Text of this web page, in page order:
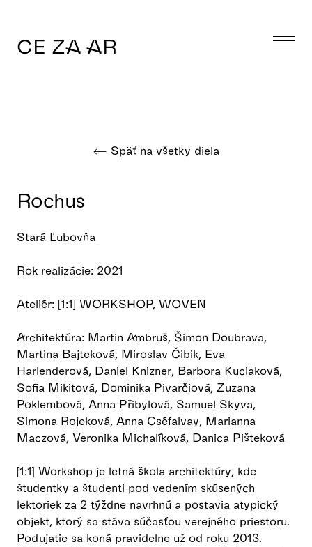
CE ZA AR
Späť na všetky diela
Rochus
Stará Ľubovňa
Rok realizácie: 2021
Ateliér: [1:1] WORKSHOP, WOVEN
Architektúra: Martin Ambruš, Šimon Doubrava,
Martina Bajteková, Miroslav Čibik, Eva
Harlenderová, Daniel Knizner, Barbora Kuciaková,
Sofia Mikitová, Dominika Pivarčiová, Zuzana
Poklembová, Anna Přibylová, Samuel Skyva,
Simona Rojeková, Anna Cséfalvay, Marianna
Maczová, Veronika Michalíková, Danica Pišteková
[1:1] Workshop je letná škola architektúry, kde
študentky a študenti pod vedením skúsených
lektoriek za 2 týždne navrhnú a postavia atypický
objekt, ktorý sa stáva súčasťou verejného priestoru.
Podujatie sa koná pravidelne už od roku 2013.